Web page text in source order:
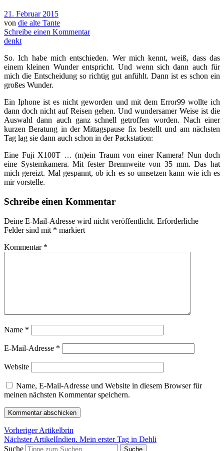
21. Februar 2015
von die alte Tante
Schreibe einen Kommentar
denkt
So. Ich habe mich entschieden. Wer mich kennt, weiß, dass das
einem kleinen Wunder entspricht. Und wenn sich dann auch für
mich die Entscheidung so richtig gut anfühlt. Dann ist es schon ein
großes Wunder.
Ein Iphone ist es nicht geworden und mit dem Error99 wollte ich
dann doch nicht auf Reisen gehen. Und wundersamer Weise ist die
Auswahl dann auch ganz schnell getroffen worden. Nach einer
kurzen Beratung in der Mittagspause fix bestellt und am nächsten
Tag lag sie dann auch schon in der Packstation:
Eine Fuji X100T … (m)ein Traum von einer Kamera! Nun doch
eine Systemkamera. Mit fester Brennweite von 35 mm. Das hat
mich gereizt. Mal gespannt, ob ich es so umsetzen kann wie ich es
mir vorstelle.
Schreibe einen Kommentar
Deine E-Mail-Adresse wird nicht veröffentlicht. Erforderliche
Felder sind mit * markiert
Kommentar *
Name *
E-Mail-Adresse *
Website
Name, E-Mail-Adresse und Website in diesem Browser für
meinen nächsten Kommentar speichern.
Vorheriger Artikelbrin
Nächster ArtikelIndien. Mein erster Tag in Dehli
Suche